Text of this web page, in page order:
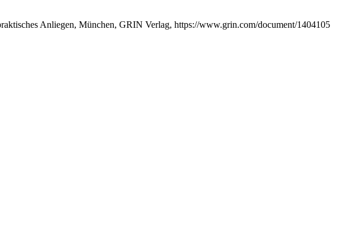
Anliegen, München, GRIN Verlag, https://www.grin.com/document/1404105